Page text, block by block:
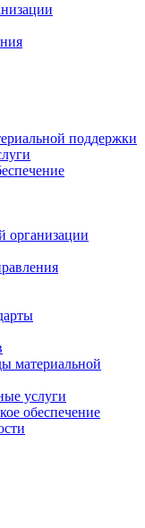
поддержки
организации
материальной
услуги
обеспечение